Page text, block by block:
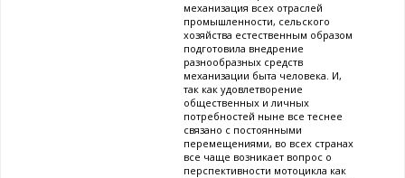
механизация всех отраслей
промышленности, сельского
хозяйства естественным образом
подготовила внедрение
разнообразных средств
механизации быта человека. И,
так как удовлетворение
общественных и личных
потребностей ныне все теснее
связано с постоянными
перемещениями, во всех странах
все чаще возникает вопрос о
перспективности мотоцикла как